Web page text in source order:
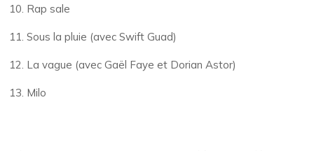
Rap sale
Sous la pluie (avec Swift Guad)
La vague (avec Gaël Faye et Dorian Astor)
Milo